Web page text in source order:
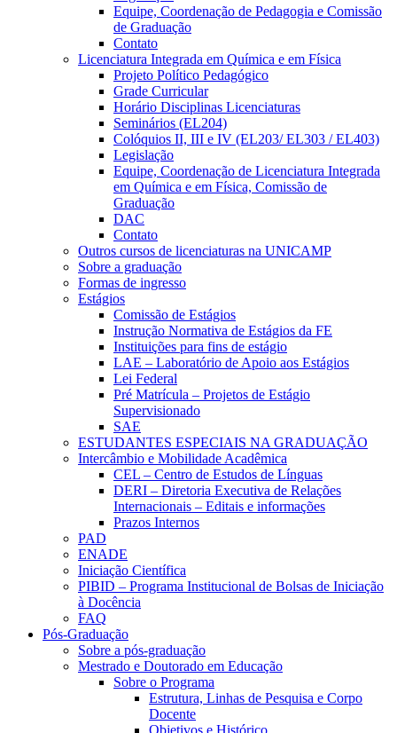
Equipe, Coordenação de Pedagogia e Comissão
de Graduação
Contato
Licenciatura Integrada em Química e em Física
Projeto Político Pedagógico
Grade Curricular
Horário Disciplinas Licenciaturas
Seminários (EL204)
Colóquios II, III e IV (EL203/ EL303 / EL403)
Legislação
Equipe, Coordenação de Licenciatura Integrada
em Química e em Física, Comissão de
Graduação
DAC
Contato
Outros cursos de licenciaturas na UNICAMP
Sobre a graduação
Formas de ingresso
Estágios
Comissão de Estágios
Instrução Normativa de Estágios da FE
Instituições para fins de estágio
LAE – Laboratório de Apoio aos Estágios
Lei Federal
Pré Matrícula – Projetos de Estágio
Supervisionado
SAE
ESTUDANTES ESPECIAIS NA GRADUAÇÃO
Intercâmbio e Mobilidade Acadêmica
CEL – Centro de Estudos de Línguas
DERI – Diretoria Executiva de Relações
Internacionais – Editais e informações
Prazos Internos
PAD
ENADE
Iniciação Científica
PIBID – Programa Institucional de Bolsas de Iniciação
à Docência
FAQ
Pós-Graduação
Sobre a pós-graduação
Mestrado e Doutorado em Educação
Sobre o Programa
Estrutura, Linhas de Pesquisa e Corpo
Docente
Objetivos e Histórico